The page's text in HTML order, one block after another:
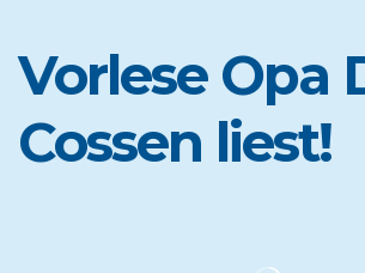
Vorlese Opa
Cossen liest!